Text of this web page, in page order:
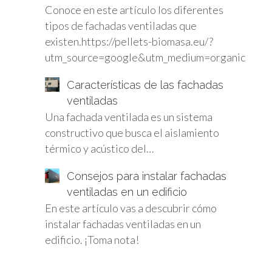
Conoce en este artículo los diferentes
tipos de fachadas ventiladas que
existen.https://pellets-biomasa.eu/?
utm_source=google&utm_medium=organic
Características de las fachadas
ventiladas
Una fachada ventilada es un sistema
constructivo que busca el aislamiento
térmico y acústico del…
Consejos para instalar fachadas
ventiladas en un edificio
En este artículo vas a descubrir cómo
instalar fachadas ventiladas en un
edificio. ¡Toma nota!